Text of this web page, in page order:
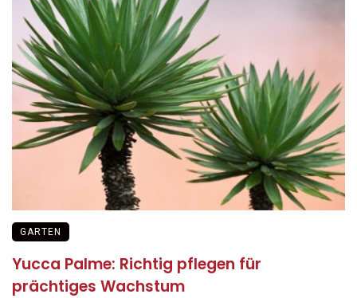
GARTEN
Yucca Palme: Richtig pflegen für
prächtiges Wachstum